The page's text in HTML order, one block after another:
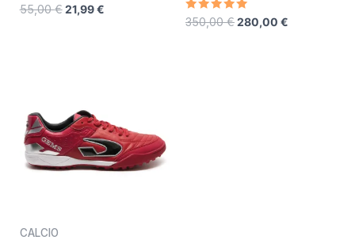
RATED
0
55,00€21,99€
RATED
0
350,00€280,00 €
CALCIO